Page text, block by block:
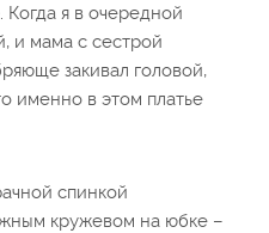
Когда я в очередной
и мама с сестрой
закивал головой,
именно в этом платье
спинкой
кружевом на юбке –